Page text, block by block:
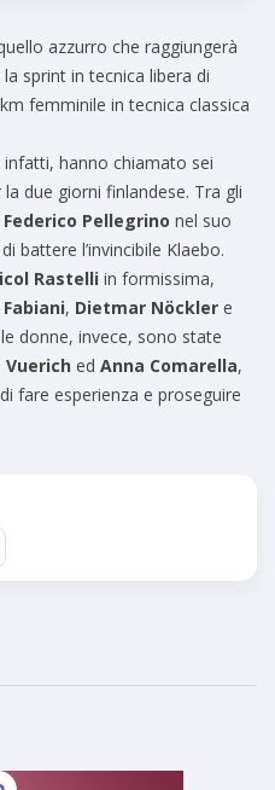
azzurro che raggiungerà
sprint in tecnica libera di
femminile in tecnica classica
hanno chiamato sei
due giorni finlandese. Tra gli
Federico Pellegrino nel suo
battere l’invincibile Klaebo.
Rastelli in formissima,
, Dietmar Nöckler e
donne, invece, sono state
Vuerich ed Anna Comarella,
fare esperienza e proseguire